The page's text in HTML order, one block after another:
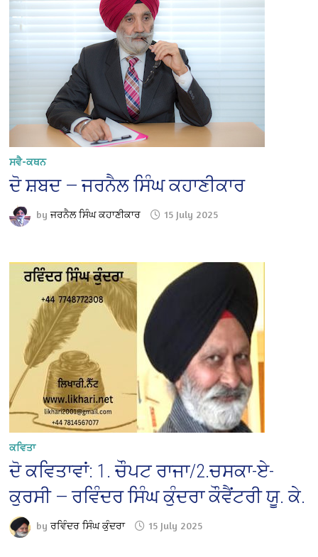
ਸਵੈ-ਕਥਨ
ਦੋ ਸ਼ਬਦ — ਜਰਨੈਲ ਸਿੰਘ ਕਹਾਣੀਕਾਰ
byਜਰਨੈਲ ਸਿੰਘ ਕਹਾਣੀਕਾਰ 15 July 2025
ਕਵਿਤਾ
ਦੋ ਕਵਿਤਾਵਾਂ: 1. ਚੌਪਟ ਰਾਜਾ/2.ਚਸਕਾ-ਏ-
ਕੁਰਸੀ — ਰਵਿੰਦਰ ਸਿੰਘ ਕੁੰਦਰਾ ਕੌਵੈਂਟਰੀ ਯੂ. ਕੇ.
byਰਵਿੰਦਰ ਸਿੰਘ ਕੁੰਦਰਾ 15 July 2025